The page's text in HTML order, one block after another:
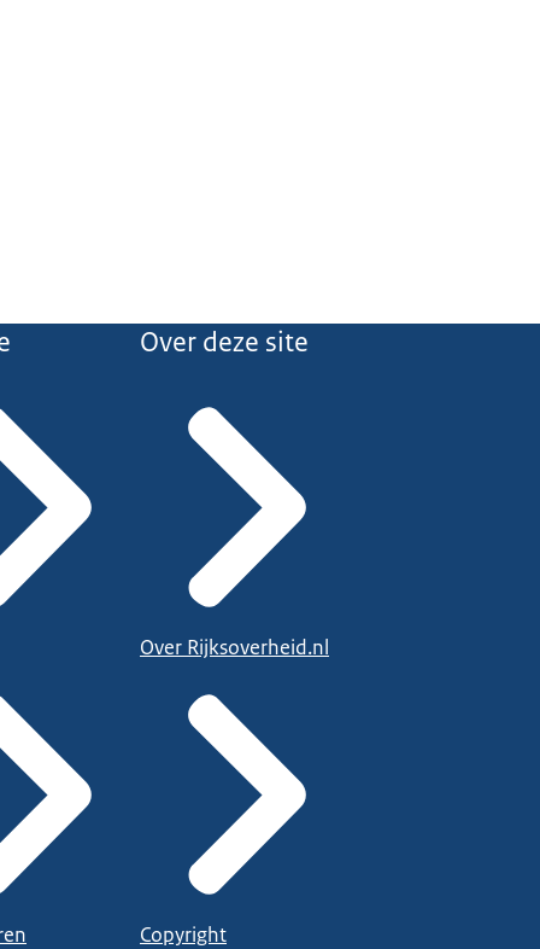
Over deze site
Over Rijksoverheid.nl
Copyright